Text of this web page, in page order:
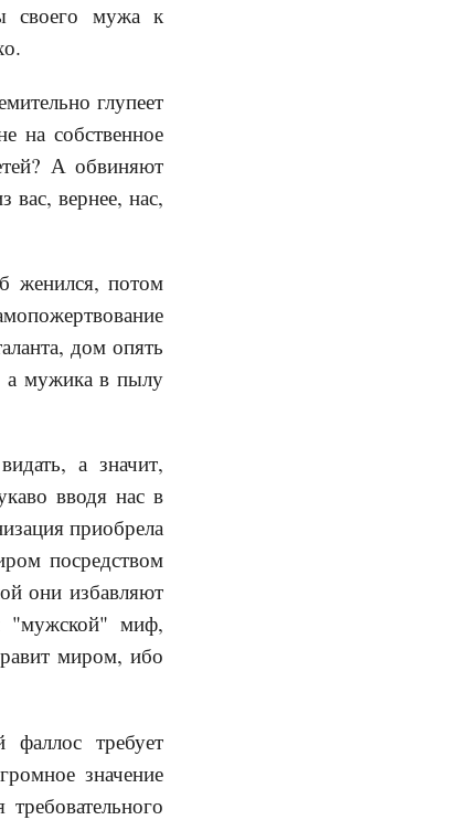
своего мужа к
глупеет
на собственное
А обвиняют
вас, вернее, нас,
женился, потом
дом опять
а мужика в пылу
а значит,
вводя нас в
приобрела
посредством
они избавляют
"мужской" миф,
миром, ибо
требует
значение